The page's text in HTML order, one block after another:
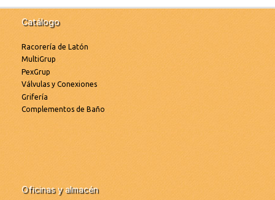
Catálogo
Racorería de Latón
MultiGrup
PexGrup
Válvulas y Conexiones
Grifería
Complementos de Baño
Oficinas y almacén